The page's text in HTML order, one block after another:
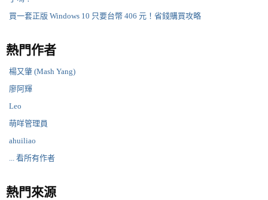
買一套正版 Windows 10 只要台幣 406 元！省錢購買攻略
熱門作者
楊又肇 (Mash Yang)
廖阿輝
Leo
萌咩管理員
ahuiliao
... 看所有作者
熱門來源